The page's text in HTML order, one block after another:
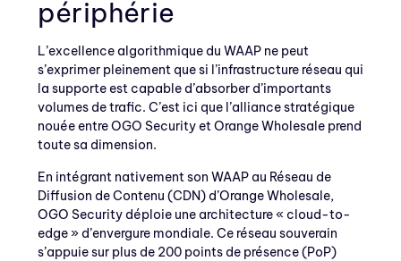
périphérie
L’excellence algorithmique du WAAP ne peut
s’exprimer pleinement que si l’infrastructure réseau qui
la supporte est capable d’absorber d’importants
volumes de trafic. C’est ici que l’alliance stratégique
nouée entre OGO Security et Orange Wholesale prend
toute sa dimension.
En intégrant nativement son WAAP au Réseau de
Diffusion de Contenu (CDN) d’Orange Wholesale,
OGO Security déploie une architecture « cloud-to-
edge » d’envergure mondiale. Ce réseau souverain
s’appuie sur plus de 200 points de présence (PoP)